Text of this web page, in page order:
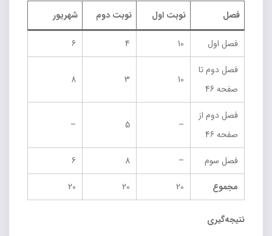
فصل نوبت اول نوبت دوم شهریور
فصل اول 10
4
6
فصل دوم تا
صفحه 46
10
3
8
فصل دوم از
صفحه 46
–
5
–
فصل سوم –
8
6
مجموع
20
20
20
نتیجه‌گیری